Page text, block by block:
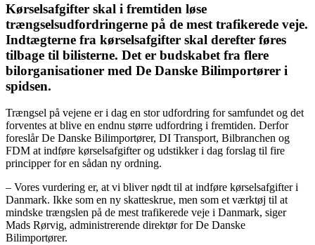
Kørselsafgifter skal i fremtiden løse
trængselsudfordringerne på de mest trafikerede veje.
Indtægterne fra kørselsafgifter skal derefter føres
tilbage til bilisterne. Det er budskabet fra flere
bilorganisationer med De Danske Bilimportører i
spidsen.
Trængsel på vejene er i dag en stor udfordring for samfundet og det
forventes at blive en endnu større udfordring i fremtiden. Derfor
foreslår De Danske Bilimportører, DI Transport, Bilbranchen og
FDM at indføre kørselsafgifter og udstikker i dag forslag til fire
principper for en sådan ny ordning.
– Vores vurdering er, at vi bliver nødt til at indføre kørselsafgifter i
Danmark. Ikke som en ny skatteskrue, men som et værktøj til at
mindske trængslen på de mest trafikerede veje i Danmark, siger
Mads Rørvig, administrerende direktør for De Danske
Bilimportører.